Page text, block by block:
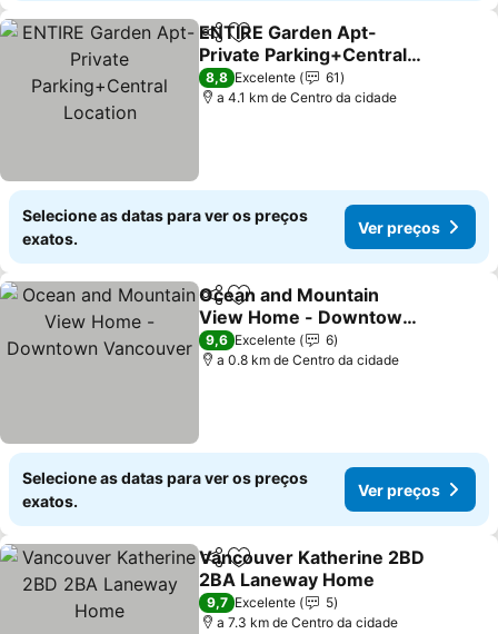
PartilharAdicionar aos favoritos
ENTIRE Garden Apt-
Private Parking+Central
Location
Ver preços
8,8 Excelente
61
a 4.1 km de Centro da cidade
Selecione as datas para ver os preços
exatos.
Ver preços
PartilharAdicionar aos favoritos
Ocean and Mountain
View Home - Downtown
Vancouver
Ver preços
9,6 Excelente
6
a 0.8 km de Centro da cidade
Selecione as datas para ver os preços
exatos.
Ver preços
PartilharAdicionar aos favoritos
Vancouver Katherine 2BD
2BA Laneway Home
Ver preços
9,7 Excelente
5
a 7.3 km de Centro da cidade